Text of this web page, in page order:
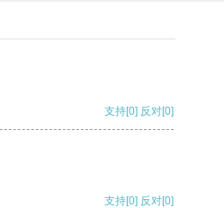
支持[0] 反对[0]
支持[0] 反对[0]